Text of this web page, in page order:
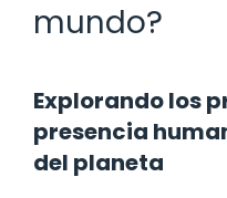
mundo?
Explorando los
presencia
del planeta